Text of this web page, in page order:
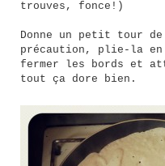
trouves, fonce!)
Donne un petit tour
précaution, plie-la
fermer les bords et
tout ça dore bien.